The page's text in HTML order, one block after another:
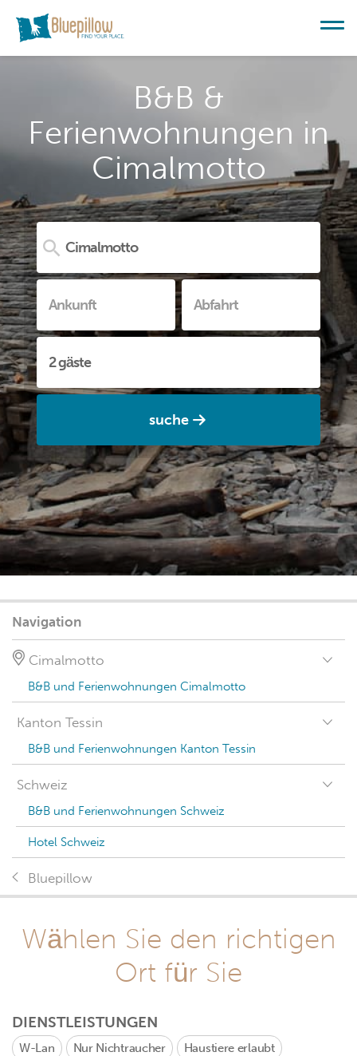
B&B &
Ferienwohnungen in
Cimalmotto
suche
Navigation
Cimalmotto
B&B und Ferienwohnungen Cimalmotto
Kanton Tessin
B&B und Ferienwohnungen Kanton Tessin
Schweiz
B&B und Ferienwohnungen Schweiz
Hotel Schweiz
Bluepillow
Wählen Sie den richtigen
Ort für Sie
DIENSTLEISTUNGEN
W-Lan Nur Nichtraucher Haustiere erlaubt